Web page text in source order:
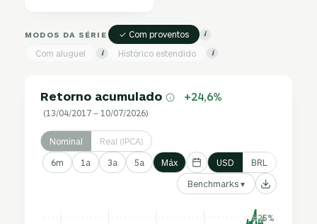
MODOS DA SÉRIE ✓ Com proventos i
Com aluguel i Histórico estendido i
Retorno acumulado +24,6%
(13/04/2017 – 10/07/2026)
Nominal Real (IPCA)
6m 1a 3a 5a Máx USD BRL
Benchmarks ▾
+25%